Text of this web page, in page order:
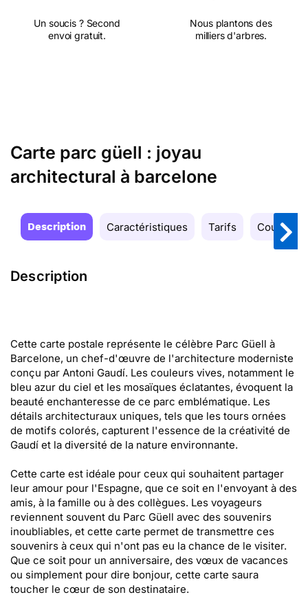
Un soucis ? Second
envoi gratuit.
Nous plantons des
milliers d'arbres.
Carte parc güell : joyau
architectural à barcelone
Description Caractéristiques Tarifs Couleurs
Description
Cette carte postale représente le célèbre Parc Güell à
Barcelone, un chef-d'œuvre de l'architecture moderniste
conçu par Antoni Gaudí. Les couleurs vives, notamment le
bleu azur du ciel et les mosaïques éclatantes, évoquent la
beauté enchanteresse de ce parc emblématique. Les
détails architecturaux uniques, tels que les tours ornées
de motifs colorés, capturent l'essence de la créativité de
Gaudí et la diversité de la nature environnante.
Cette carte est idéale pour ceux qui souhaitent partager
leur amour pour l'Espagne, que ce soit en l'envoyant à des
amis, à la famille ou à des collègues. Les voyageurs
reviennent souvent du Parc Güell avec des souvenirs
inoubliables, et cette carte permet de transmettre ces
souvenirs à ceux qui n'ont pas eu la chance de le visiter.
Que ce soit pour un anniversaire, des vœux de vacances
ou simplement pour dire bonjour, cette carte saura
toucher le cœur de son destinataire.